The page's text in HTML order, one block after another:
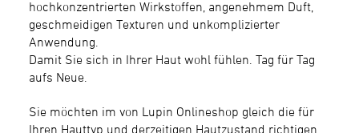
hochkonzentrierten Wirkstoffen, angenehmem Duft,
geschmeidigen Texturen und unkomplizierter
Anwendung.
Damit Sie sich in Ihrer Haut wohl fühlen. Tag für Tag
aufs Neue.
Sie möchten im von Lupin Onlineshop gleich die für
Ihren Hauttyp und derzeitigen Hautzustand richtigen